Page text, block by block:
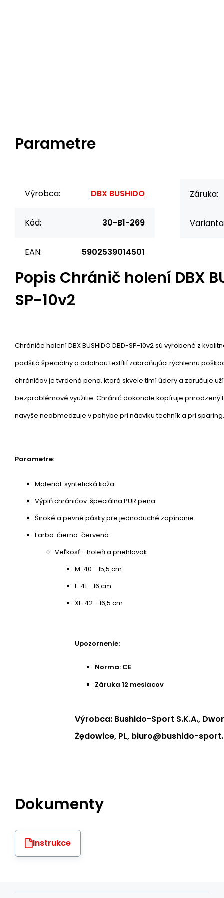
Parametre
Výrobca: DBX BUSHIDO
Kód: 30-B1-269
EAN: 5902539014501
Záruka:
Popis Chránič holení DBX
SP-10v2
Chrániče holení DBX BUSHIDO DBD-SP-10v2 sú vyrobené z
podšitá špeciálny a odolnou textílií zabraňujúci rýchlemu
chráničov je tvrdená pena, ktorá skvele tlmí údery a zaručuje
bezproblémové využitie. Chránič dokonale kopíruje prirodzený
navyše neobmedzuje v pohybe pri nácviku techník a pri sparing.
Parametre:
Materiál: syntetická koža
Výplň chráničov: špeciálna PUR pena
Široké a pevné pásky pre jednoduché zapínanie
Farba: čierno-červená
Veľkosť - holeň a priehlavok
M: 40 - 15,5 cm
L: 41 - 16 cm
XL: 42 - 16,5 cm
Upozornenie:
Norma: CE
Záruka 12 mesiacov
Výrobca: Bushido-Sport S.K.A.,
Żędowice, PL, biuro@bushido-
Dokumenty
Instrukce